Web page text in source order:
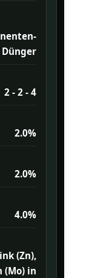
Dünger
2 - 2 - 4
2.0%
2.0%
4.0%
(Zn),
(Mo) in